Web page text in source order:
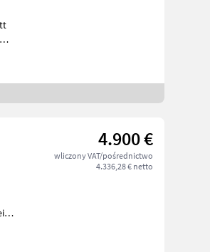
4.900 €
wliczony VAT/pośrednictwo
4.336,28 € netto